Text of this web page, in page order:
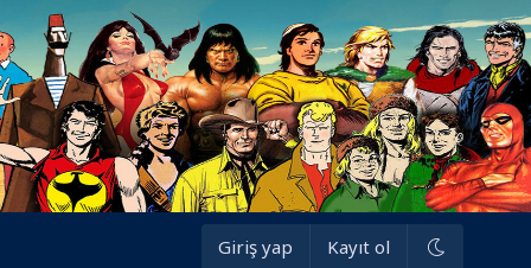
Giriş yap Kayıt ol